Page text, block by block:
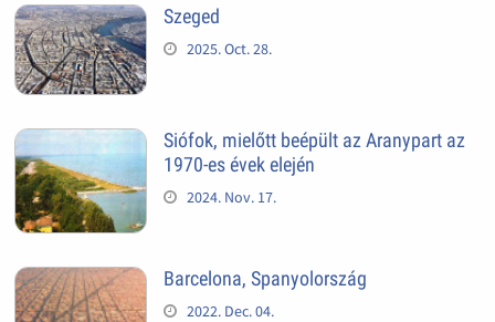
Szeged
2025. Oct. 28.
Siófok, mielőtt beépült az Aranypart az
1970-es évek elején
2024. Nov. 17.
Barcelona, Spanyolország
2022. Dec. 04.